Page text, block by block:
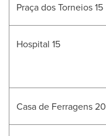
Praça dos Torneios 15
Hospital 15
Casa de Ferragens 20